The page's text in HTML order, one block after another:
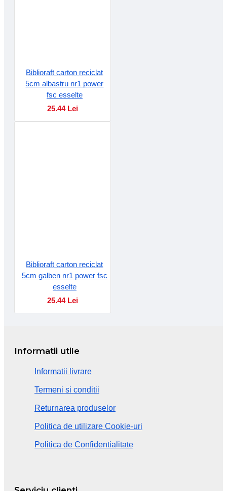
Biblioraft carton reciclat
5cm albastru nr1 power
fsc esselte
25.44 Lei
Biblioraft carton reciclat
5cm galben nr1 power fsc
esselte
25.44 Lei
Informatii utile
Informatii livrare
Termeni si conditii
Returnarea produselor
Politica de utilizare Cookie-uri
Politica de Confidentialitate